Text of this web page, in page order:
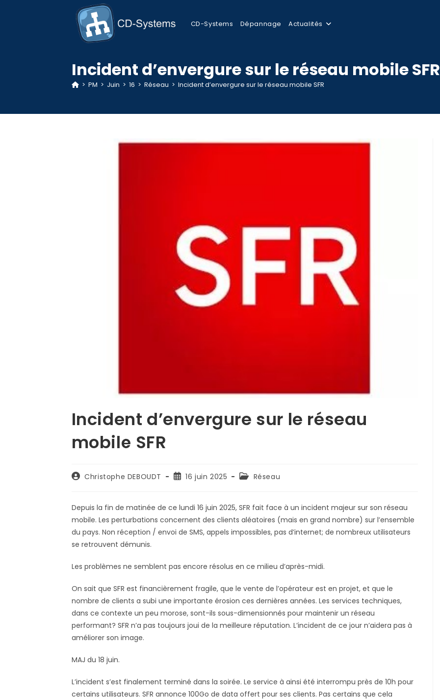
CD-Systems Dépannage Actualités
Incident d’envergure sur le réseau mobile SFR
> PM > Juin > 16 > Réseau > Incident d’envergure sur le réseau mobile SFR
Incident d’envergure sur le réseau
mobile SFR
Auteur/autrice
publication :
Christophe DEBOUDT
Publication
16 juin 2025
PostRéseau
Depuis la fin de matinée de ce lundi 16 juin 2025, SFR fait face à un incident majeur sur son réseau
mobile. Les perturbations concernent des clients aléatoires (mais en grand nombre) sur l’ensemble
du pays. Non réception / envoi de SMS, appels impossibles, pas d’internet; de nombreux utilisateurs
se retrouvent démunis.
Les problèmes ne semblent pas encore résolus en ce milieu d’après-midi.
On sait que SFR est financièrement fragile, que le vente de l’opérateur est en projet, et que le
nombre de clients a subi une importante érosion ces dernières années. Les services techniques,
dans ce contexte un peu morose, sont-ils sous-dimensionnés pour maintenir un réseau
performant? SFR n’a pas toujours joui de la meilleure réputation. L’incident de ce jour n’aidera pas à
améliorer son image.
MAJ du 18 juin.
L’incident s’est finalement terminé dans la soirée. Le service à ainsi été interrompu près de 10h pour
certains utilisateurs. SFR annonce 100Go de data offert pour ses clients. Pas certains que cela